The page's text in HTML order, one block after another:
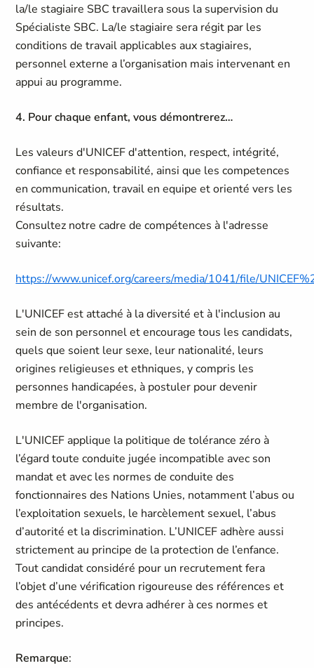
la/le stagiaire SBC travaillera sous la supervision du
Spécialiste SBC. La/le stagiaire sera régit par les
conditions de travail applicables aux stagiaires,
personnel externe a l’organisation mais intervenant en
appui au programme.
4. Pour chaque enfant, vous démontrerez…
Les valeurs d'UNICEF d'attention, respect, intégrité,
confiance et responsabilité, ainsi que les competences
en communication, travail en equipe et orienté vers les
résultats.
Consultez notre cadre de compétences à l'adresse
suivante:
https://www.unicef.org/careers/media/1041/file/
L'UNICEF est attaché à la diversité et à l'inclusion au
sein de son personnel et encourage tous les candidats,
quels que soient leur sexe, leur nationalité, leurs
origines religieuses et ethniques, y compris les
personnes handicapées, à postuler pour devenir
membre de l'organisation.
L'UNICEF applique la politique de tolérance zéro à
l’égard toute conduite jugée incompatible avec son
mandat et avec les normes de conduite des
fonctionnaires des Nations Unies, notamment l’abus ou
l’exploitation sexuels, le harcèlement sexuel, l’abus
d’autorité et la discrimination. L’UNICEF adhère aussi
strictement au principe de la protection de l’enfance.
Tout candidat considéré pour un recrutement fera
l’objet d’une vérification rigoureuse des références et
des antécédents et devra adhérer à ces normes et
principes.
Remarque: